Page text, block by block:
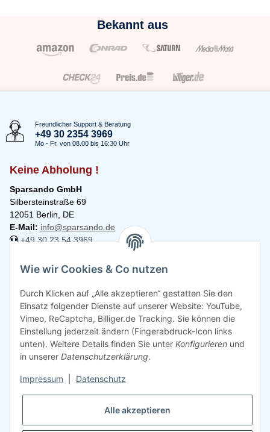
Bekannt aus
Freundlicher Support & Beratung
+49 30 2354 3969
Mo - Fr. von 08.00 bis 16:30 Uhr
Keine Abholung !
Sparsando GmbH
Silbersteinstraße 69
12051 Berlin, DE
E-Mail: info@sparsando.de
+49 30 23 54 3969
Informationen
Rechtliches
Wie wir Cookies & Co nutzen
Durch Klicken auf „Alle akzeptieren“ gestatten Sie den
Einsatz folgender Dienste auf unserer Website: YouTube,
Vimeo, ReCaptcha, Billiger.de Tracking. Sie können die
Einstellung jederzeit ändern (Fingerabdruck-Icon links
unten). Weitere Details finden Sie unter Konfigurieren und
in unserer Datenschutzerklärung.
Impressum Datenschutz
Alle akzeptieren